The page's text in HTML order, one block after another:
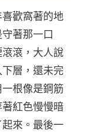
歡窩著的地
著那一口
滾，大人說
層，還未完
根像是鋼筋
紅色慢慢暗
來。最後一